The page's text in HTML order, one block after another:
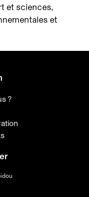
et sciences,
et
?